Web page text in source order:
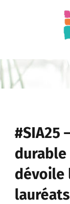
#SIA25
durable
dévoile